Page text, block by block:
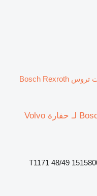
مضخة ذات تروس Bosch Rexroth
مضخة ذات تروس Bosch Rexroth T1171 لـ حفارة Volvo
T1171 48/49